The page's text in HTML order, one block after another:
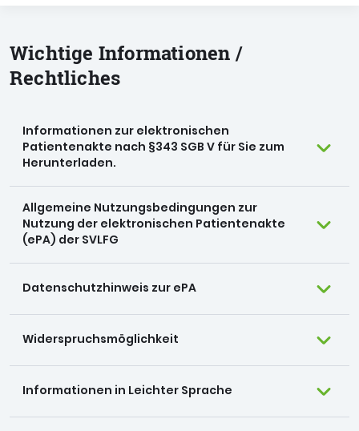
Wichtige Informationen /
Rechtliches
Informationen zur elektronischen
Patientenakte nach §343 SGB V für Sie zum
Herunterladen.
Allgemeine Nutzungsbedingungen zur
Nutzung der elektronischen Patientenakte
(ePA) der SVLFG
Datenschutzhinweis zur ePA
Widerspruchsmöglichkeit
Informationen in Leichter Sprache